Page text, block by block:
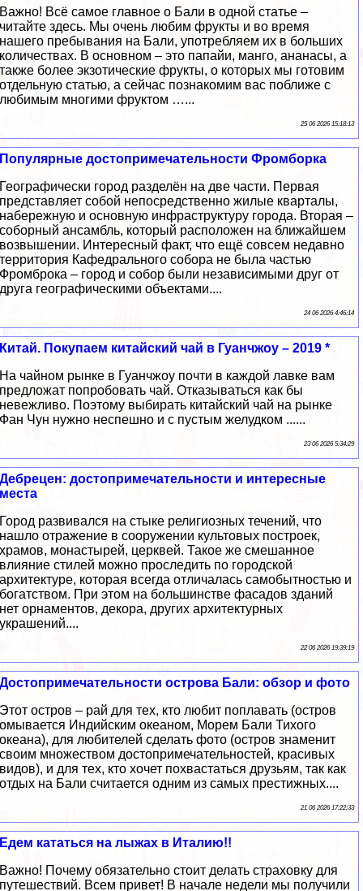
Важно! Всё самое главное о Бали в одной статье –
читайте здесь. Мы очень любим фрукты и во время
нашего пребывания на Бали, употребляем их в больших
количествах. В основном – это папайи, манго, ананасы, а
также более экзотические фрукты, о которых мы готовим
отдельную статью, а сейчас познакомим вас поближе с
любимым многими фруктом …...
25 06 2026 15:18:13
Популярные достопримечательности Фромборка
Географически город разделён на две части. Первая
представляет собой непосредственно жилые кварталы,
набережную и основную инфраструктуру города. Вторая –
соборный ансамбль, который расположен на ближайшем
возвышении. Интересный факт, что ещё совсем недавно
территория Кафедрального собора не была частью
Фромброка – город и собор были независимыми друг от
друга географическими объектами....
24 06 2026 4:46:14
Китай. Покупаем китайский чай в Гуанчжоу – 2019 *
На чайном рынке в Гуанчжоу почти в каждой лавке вам
предложат попробовать чай. Отказываться как бы
невежливо. Поэтому выбирать китайский чай на рынке
Фан Чун нужно неспешно и с пустым желудком ......
23 06 2026 5:34:29
Дебрецен: достопримечательности и интересные
места
Город развивался на стыке религиозных течений, что
нашло отражение в сооружении культовых построек,
храмов, монастырей, церквей. Такое же смешанное
влияние стилей можно проследить по городской
архитектуре, которая всегда отличалась самобытностью и
богатством. При этом на большинстве фасадов зданий
нет орнаментов, декора, других архитектурных
украшений....
22 06 2026 19:39:19
Достопримечательности острова Бали: обзор и фото
Этот остров – рай для тех, кто любит поплавать (остров
омывается Индийским океаном, Морем Бали Тихого
океана), для любителей сделать фото (остров знаменит
своим множеством достопримечательностей, красивых
видов), и для тех, кто хочет похвастаться друзьям, так как
отдых на Бали считается одним из самых престижных....
21 06 2026 17:22:33
Едем кататься на лыжах в Италию!!
Важно! Почему обязательно стоит делать страховку для
путешествий. Всем привет! В начале недели мы получили